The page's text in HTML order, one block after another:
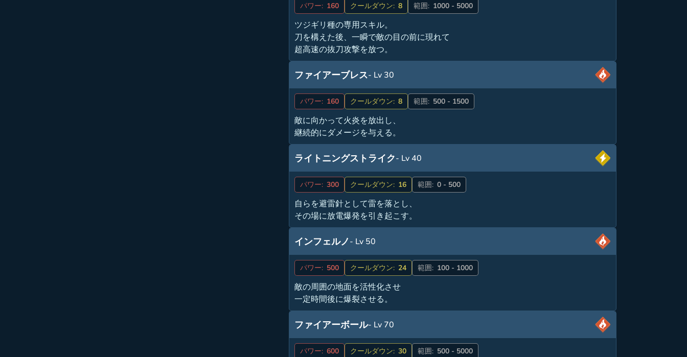
パワー: 160 クールダウン: 8 範囲: 1000 - 5000
ツジギリ種の専用スキル。
刀を構えた後、一瞬で敵の目の前に現れて
超高速の抜刀攻撃を放つ。
ファイアーブレス- Lv 30
パワー: 160 クールダウン: 8 範囲: 500 - 1500
敵に向かって火炎を放出し、
継続的にダメージを与える。
ライトニングストライク- Lv 40
パワー: 300 クールダウン: 16 範囲: 0 - 500
自らを避雷針として雷を落とし、
その場に放電爆発を引き起こす。
インフェルノ- Lv 50
パワー: 500 クールダウン: 24 範囲: 100 - 1000
敵の周囲の地面を活性化させ
一定時間後に爆裂させる。
ファイアーボール- Lv 70
パワー: 600 クールダウン: 30 範囲: 500 - 5000